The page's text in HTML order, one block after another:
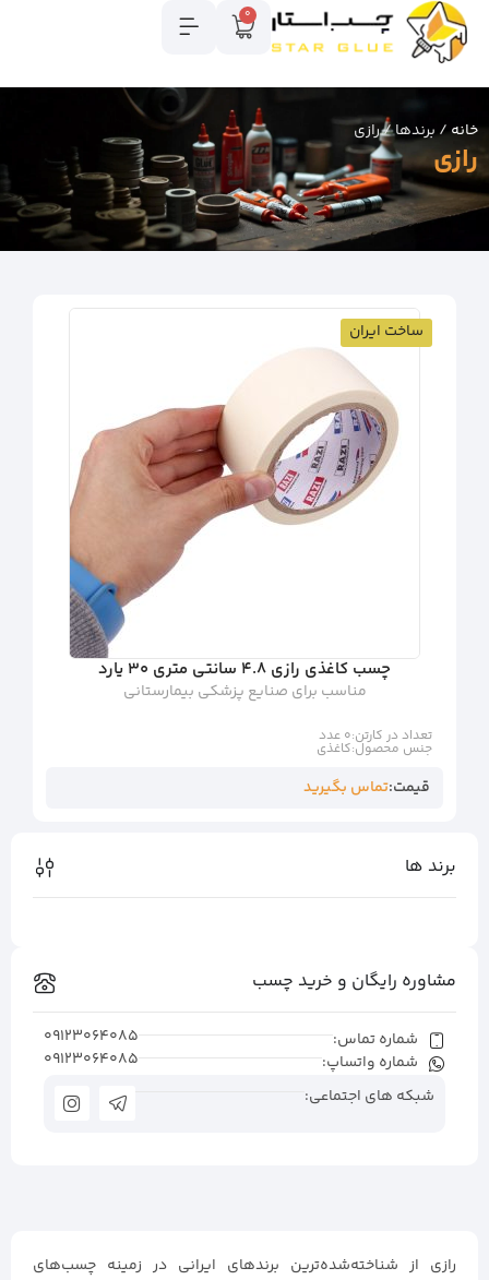
0
خانه/ برندها / رازی
رازی
برند ها
مشاوره رایگان و خرید چسب
شماره تماس:
09123064085
شماره واتساپ:
09123064085
شبکه های اجتماعی:
ساخت ایران
چسب کاغذی رازی 4.8 سانتی متری 30 یارد
مناسب برای صنایع پزشکی بیمارستانی
تعداد در کارتن:0 عدد
جنس محصول:کاغذی
قیمت:تماس بگیرید
رازی از شناخته‌شده‌ترین برندهای ایرانی در زمینه چسب‌های